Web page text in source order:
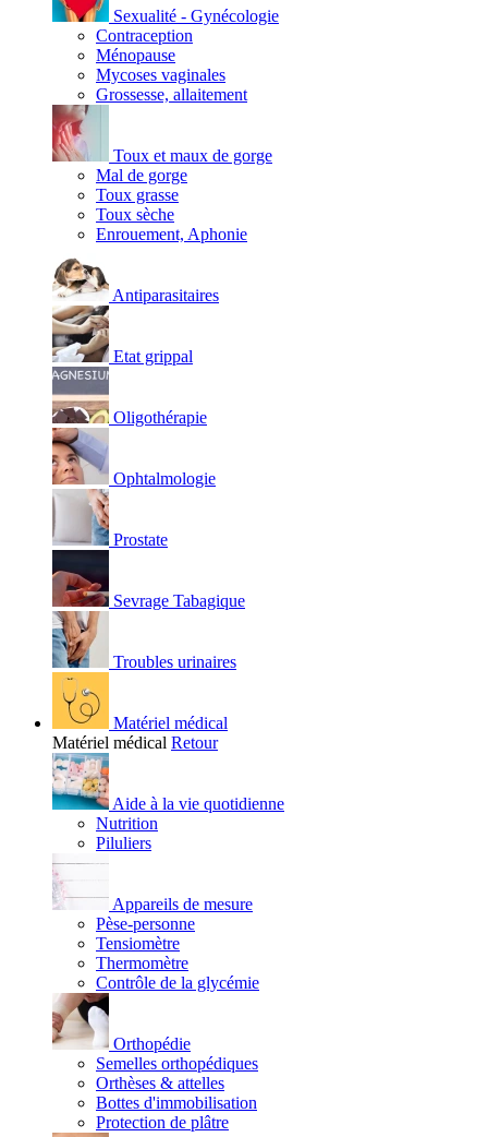
Sexualité - Gynécologie
Contraception
Ménopause
Mycoses vaginales
Grossesse, allaitement
Toux et maux de gorge
Mal de gorge
Toux grasse
Toux sèche
Enrouement, Aphonie
Antiparasitaires
Etat grippal
Oligothérapie
Ophtalmologie
Prostate
Sevrage Tabagique
Troubles urinaires
Matériel médical
Matériel médical Retour
Aide à la vie quotidienne
Nutrition
Piluliers
Appareils de mesure
Pèse-personne
Tensiomètre
Thermomètre
Contrôle de la glycémie
Orthopédie
Semelles orthopédiques
Orthèses & attelles
Bottes d'immobilisation
Protection de plâtre